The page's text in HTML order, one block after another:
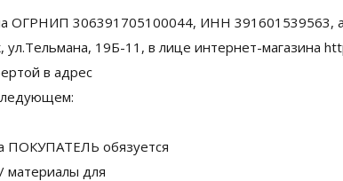
ОГРНИП 306391705100044, ИНН 391601539563,
ул.Тельмана, 19Б-11, в лице интернет-
в адрес
ПОКУПАТЕЛЬ обязуется
материалы для